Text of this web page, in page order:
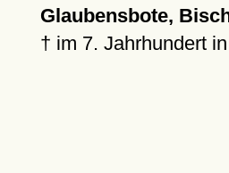
Glaubensbote,
† im 7. Jahrhundert